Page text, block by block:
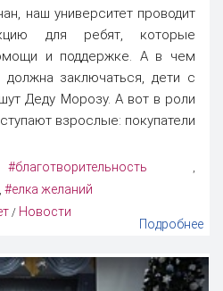
наш университет проводит
для ребят, которые
и поддержке. А в чем
заключаться, дети с
Деду Морозу. А вот в роли
взрослые: покупатели
#благотворительность ,
, #елка желаний
/ Новости
Подробнее